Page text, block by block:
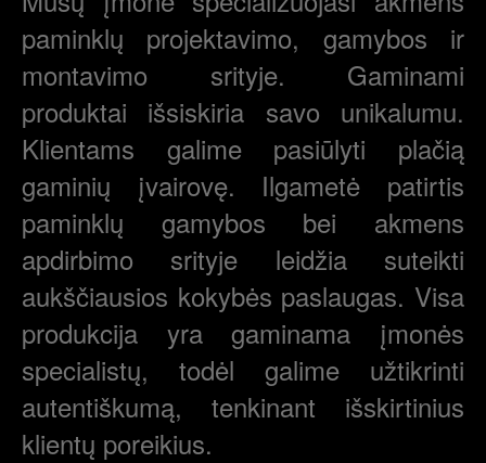
paminklų projektavimo, gamybos ir
montavimo srityje. Gaminami
produktai išsiskiria savo unikalumu.
Klientams galime pasiūlyti plačią
gaminių įvairovę. Ilgametė patirtis
paminklų gamybos bei akmens
apdirbimo srityje leidžia suteikti
aukščiausios kokybės paslaugas. Visa
produkcija yra gaminama įmonės
specialistų, todėl galime užtikrinti
autentiškumą, tenkinant išskirtinius
klientų poreikius.